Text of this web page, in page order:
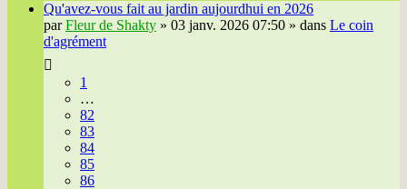
Qu'avez-vous fait au jardin aujourdhui en 2026
parFleur de Shakty » 03 janv. 2026 07:50 » dans Le coin
d'agrément
1
…
82
83
84
85
86